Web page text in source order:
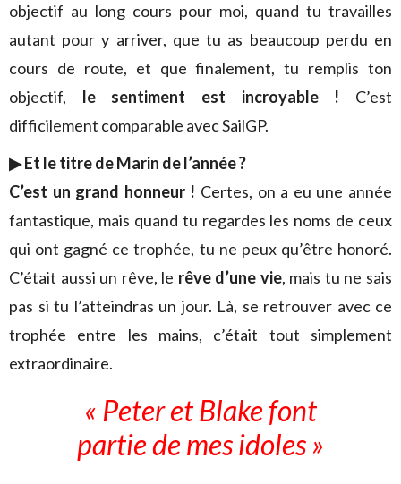
objectif au long cours pour moi, quand tu travailles
autant pour y arriver, que tu as beaucoup perdu en
cours de route, et que finalement, tu remplis ton
objectif, le sentiment est incroyable ! C’est
difficilement comparable avec SailGP.
▶ Et le titre de Marin de l’année ?
C’est un grand honneur ! Certes, on a eu une année
fantastique, mais quand tu regardes les noms de ceux
qui ont gagné ce trophée, tu ne peux qu’être honoré.
C’était aussi un rêve, le rêve d’une vie, mais tu ne sais
pas si tu l’atteindras un jour. Là, se retrouver avec ce
trophée entre les mains, c’était tout simplement
extraordinaire.
« Peter et Blake font
partie de mes idoles »